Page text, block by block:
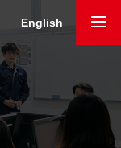
English